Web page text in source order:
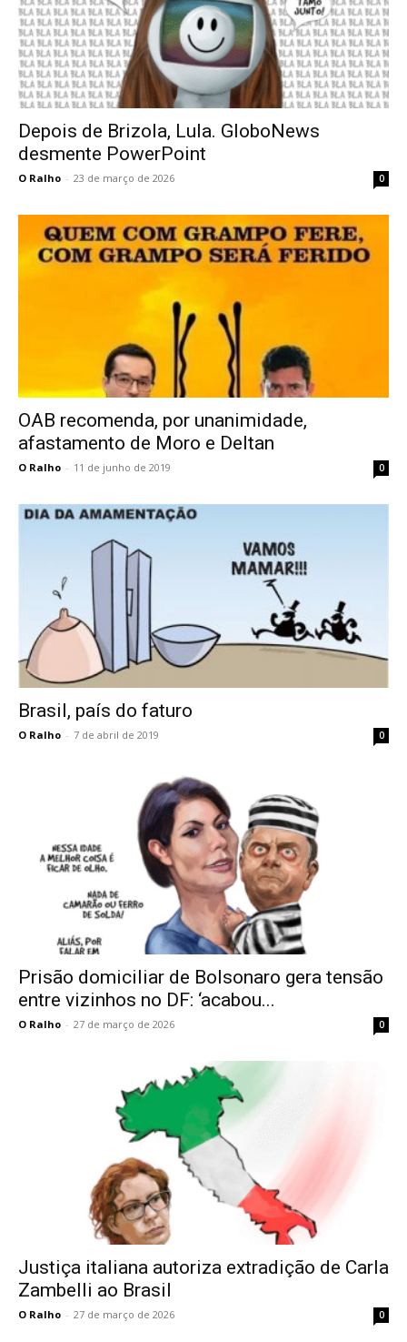
Depois de Brizola, Lula. GloboNews
desmente PowerPoint
O Ralho - 23 de março de 2026 0
OAB recomenda, por unanimidade,
afastamento de Moro e Deltan
O Ralho - 11 de junho de 2019 0
Brasil, país do faturo
O Ralho - 7 de abril de 2019 0
Prisão domiciliar de Bolsonaro gera tensão
entre vizinhos no DF: ‘acabou...
O Ralho - 27 de março de 2026 0
Justiça italiana autoriza extradição de Carla
Zambelli ao Brasil
O Ralho - 27 de março de 2026 0